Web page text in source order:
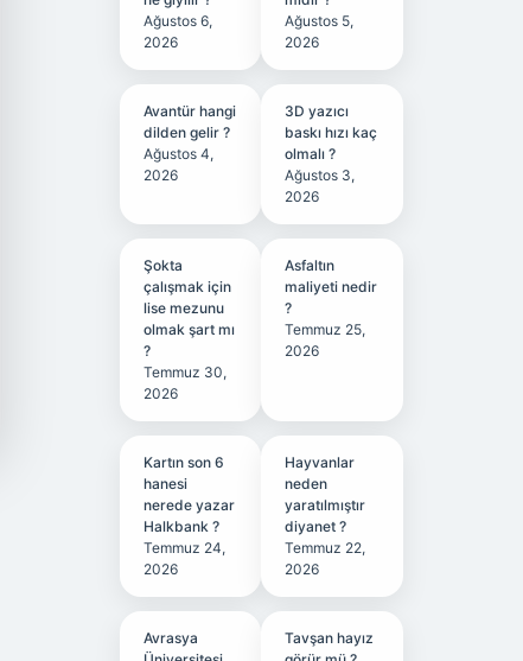
Ağustos 6,
2026
Ağustos 5,
2026
Avantür hangi
dilden gelir ?
Ağustos 4,
2026
3D yazıcı
baskı hızı kaç
olmalı ?
Ağustos 3,
2026
Şokta
çalışmak için
lise mezunu
olmak şart mı
?
Temmuz 30,
2026
Asfaltın
maliyeti nedir
?
Temmuz 25,
2026
Kartın son 6
hanesi
nerede yazar
Halkbank ?
Temmuz 24,
2026
Hayvanlar
neden
yaratılmıştır
diyanet ?
Temmuz 22,
2026
Avrasya
Tavşan hayız